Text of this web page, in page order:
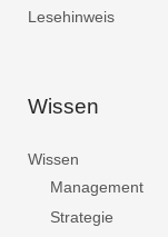
Lesehinweis
Wissen
Wissen
Management
Strategie